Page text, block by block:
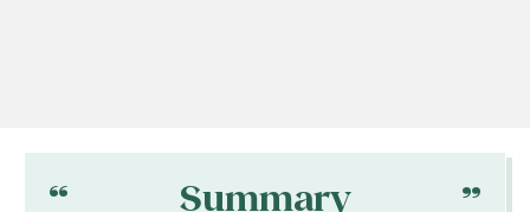
“ Summary “